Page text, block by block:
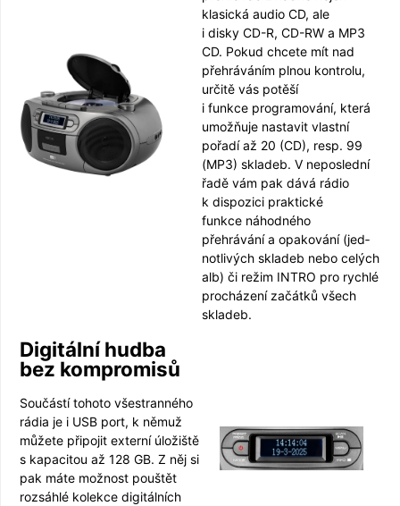
klasická audio CD, ale
i disky CD-R, CD-RW a MP3
CD. Pokud chcete mít nad
přehráváním plnou kontrolu,
určitě vás potěší
i funkce progra­mování, která
umožňuje nastavit vlastní
pořadí až 20 (CD), resp. 99
(MP3) skladeb. V neposlední
řadě vám pak dává rádio
k dispozici praktické
funkce náhodného
přehrávání a o­pakování (jed­
notlivých skladeb nebo celých
alb) či režim INTRO pro rychlé
procházení začátků všech
skladeb.
Digitální hudba
bez kompromisů
Součástí tohoto všestranného
rádia je i USB port, k němuž
můžete připojit externí úložiště
s kapacitou až 128 GB. Z něj si
pak máte možnost pouštět
rozsáhlé kolekce digitálních